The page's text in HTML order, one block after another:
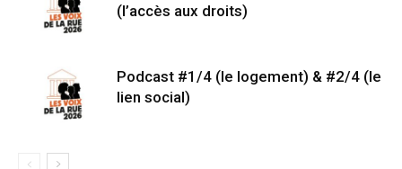
(l’accès aux droits)
Podcast #1/4 (le logement) & #2/4 (le
lien social)